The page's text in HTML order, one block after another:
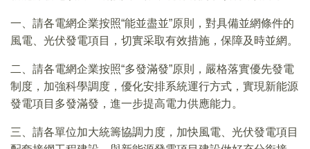
一、請各電網企業按照“能並盡並”原則，對具備並網條件的
風電、光伏發電項目，切實采取有效措施，保障及時並網。
二、請各電網企業按照“多發滿發”原則，嚴格落實優先發電
制度，加強科學調度，優化安排系統運行方式，實現新能源
發電項目多發滿發，進一步提高電力供應能力。
三、請各單位加大統籌協調力度，加快風電、光伏發電項目